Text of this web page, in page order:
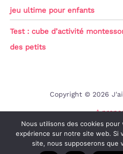
jeu ultime pour enfants
Test : cube d’activité
des petits
Copyright © 2026
A
Mentions
Politique de
Nous utilisons des cookies pour
expérience sur notre site web. Si
site, nous supposerons que